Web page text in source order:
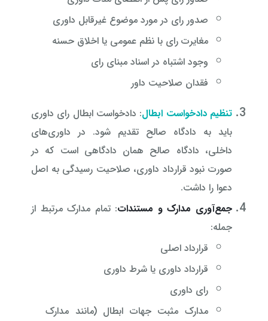
صدور رای در مورد موضوع غیرقابل داوری
مغایرت رای با نظم عمومی یا اخلاق حسنه
وجود اشتباه در اسناد مبنای رای
فقدان صلاحیت داور
تنظیم دادخواست ابطال: دادخواست ابطال رای داوری
باید به دادگاه صالح تقدیم شود. در داوری‌های
داخلی، دادگاه صالح همان دادگاهی است که در
صورت نبود قرارداد داوری، صلاحیت رسیدگی به اصل
دعوا را داشت.
جمع‌آوری مدارک و مستندات: تمام مدارک مرتبط از
جمله:
قرارداد اصلی
قرارداد داوری یا شرط داوری
رای داوری
مدارک مثبت جهات ابطال (مانند مدارک